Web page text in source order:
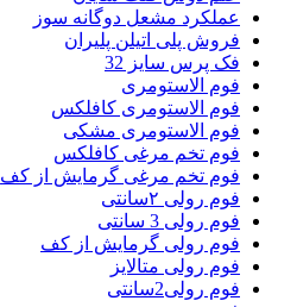
عملکرد مشعل دوگانه سوز
فروش پلی اتیلن پلیران
فک پرس سایز 32
فوم الاستومری
فوم الاستومری کافلکس
فوم الاستومری مشکی
فوم تخم مرغی کافلکس
فوم تخم مرغی گرمایش از کف
فوم رولی ۲سانتی
فوم رولی 3 سانتی
فوم رولی گرمایش از کف
فوم رولی متالایز
فوم رولی2سانتی